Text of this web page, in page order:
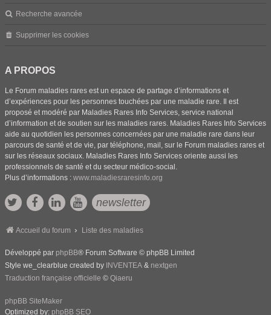
Recherche avancée
Supprimer les cookies
A PROPOS
Le Forum maladies rares est un espace de partage d’informations et
d’expériences pour les personnes touchées par une maladie rare. Il est
proposé et modéré par Maladies Rares Info Services, service national
d’information et de soutien sur les maladies rares. Maladies Rares Info Services
aide au quotidien les personnes concernées par une maladie rare dans leur
parcours de santé et de vie, par téléphone, mail, sur le Forum maladies rares et
sur les réseaux sociaux. Maladies Rares Info Services oriente aussi les
professionnels de santé et du secteur médico-social.
Plus d’informations : www.maladiesraresinfo.org
newsletter
Accueil du forum Liste des maladies
Développé par phpBB® Forum Software © phpBB Limited
Style we_clearblue created by INVENTEA & nextgen
Traduction française officielle © Qiaeru
phpBB SiteMaker
Optimized by: phpBB SEO